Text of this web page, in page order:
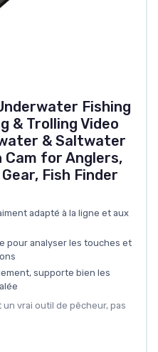
Fishing
& Trolling Video
& Saltwater
for Anglers,
Fish Finder
adapté à la ligne et aux
pour analyser les touches et
supporte bien les
un vrai outil de pêcheur, pas